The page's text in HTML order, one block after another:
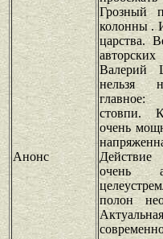
Анонс
Грозный
колонны .
царства.
Валерий
нельзя
стовпи.
очень
Действие
очень
полон